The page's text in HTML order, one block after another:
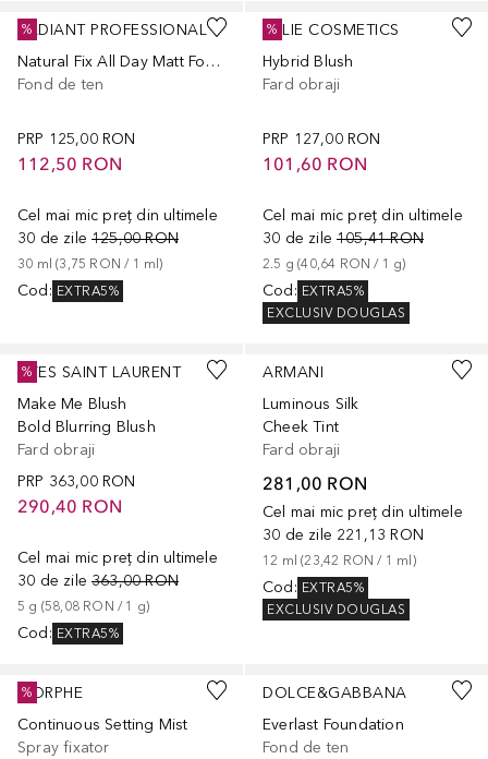
RADIANT PROFESSIONAL
Natural Fix All Day Matt Foundation SPF15
Fond de ten
PRP 125,00 RON
112,50 RON
Cel mai mic preț din ultimele
30 de zile 125,00 RON
30 ml (3,75 RON / 1 ml)
Cod: EXTRA5%
%
KYLIE COSMETICS
Hybrid Blush
Fard obraji
PRP 127,00 RON
101,60 RON
Cel mai mic preț din ultimele
30 de zile 105,41 RON
2.5 g (40,64 RON / 1 g)
Cod: EXTRA5%
EXCLUSIV DOUGLAS
%
YVES SAINT LAURENT
Make Me Blush
Bold Blurring Blush
Fard obraji
PRP 363,00 RON
290,40 RON
Cel mai mic preț din ultimele
30 de zile 363,00 RON
5 g (58,08 RON / 1 g)
Cod: EXTRA5%
%
ARMANI
Luminous Silk
Cheek Tint
Fard obraji
281,00 RON
Cel mai mic preț din ultimele
30 de zile 221,13 RON
12 ml (23,42 RON / 1 ml )
Cod: EXTRA5%
EXCLUSIV DOUGLAS
+6
MORPHE
Continuous Setting Mist
Spray fixator
%
DOLCE&GABBANA
Everlast Foundation
Fond de ten